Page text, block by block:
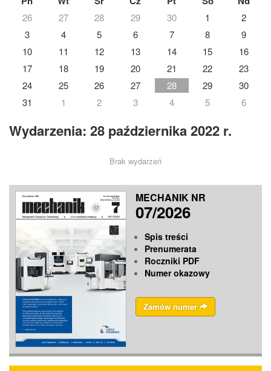
26 27 28 29 30 1
2
3
4 5 6 7 8
9
10
11 12 13 14 15
16
17
18 19 20 21 22
23
24
25 26 27 28 29
30
31
1 2 3 4 5 6
Wydarzenia: 28 października 2022 r.
Brak wydarzeń
MECHANIK NR
07/2026
Spis treści
Prenumerata
Roczniki PDF
Numer okazowy
Zamów numer